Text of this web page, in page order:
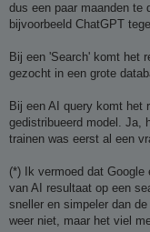
dus een paar maanden te
bijvoorbeeld ChatGPT
Bij een 'Search' komt het
gezocht in een grote
Bij een AI query komt het
gedistribueerd model. Ja,
trainen was eerst al een
(*) Ik vermoed dat
van AI resultaat op een
sneller en simpeler dan
weer niet, maar het viel